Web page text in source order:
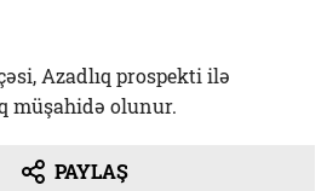
Azadlıq prospekti ilə
müşahidə olunur.
PAYLAŞ